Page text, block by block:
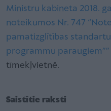
Ministru kabineta 2018.
noteikumos Nr. 747
pamatizglītības
programmu paraugiem””
tīmekļvietnē.
Saistītie raksti